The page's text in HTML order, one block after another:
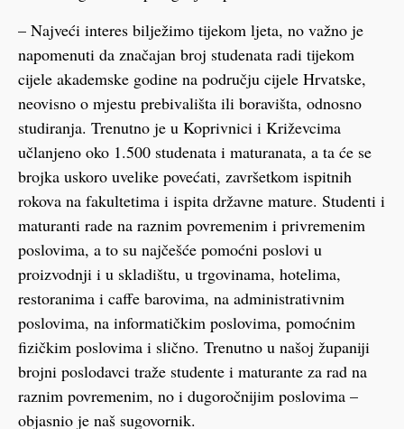
– Najveći interes bilježimo tijekom ljeta, no važno je
napomenuti da značajan broj studenata radi tijekom
cijele akademske godine na području cijele Hrvatske,
neovisno o mjestu prebivališta ili boravišta, odnosno
studiranja. Trenutno je u Koprivnici i Križevcima
učlanjeno oko 1.500 studenata i maturanata, a ta će se
brojka uskoro uvelike povećati, završetkom ispitnih
rokova na fakultetima i ispita državne mature. Studenti i
maturanti rade na raznim povremenim i privremenim
poslovima, a to su najčešće pomoćni poslovi u
proizvodnji i u skladištu, u trgovinama, hotelima,
restoranima i caffe barovima, na administrativnim
poslovima, na informatičkim poslovima, pomoćnim
fizičkim poslovima i slično. Trenutno u našoj županiji
brojni poslodavci traže studente i maturante za rad na
raznim povremenim, no i dugoročnijim poslovima –
objasnio je naš sugovornik.